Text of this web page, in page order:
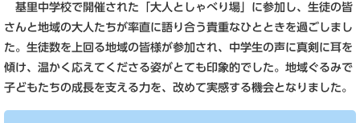
基里中学校で開催された「大人としゃべり場」に参加し、生徒の皆
さんと地域の大人たちが率直に語り合う貴重なひとときを過ごしまし
た。生徒数を上回る地域の皆様が参加され、中学生の声に真剣に耳を
傾け、温かく応えてくださる姿がとても印象的でした。地域ぐるみで
子どもたちの成長を支える力を、改めて実感する機会となりました。